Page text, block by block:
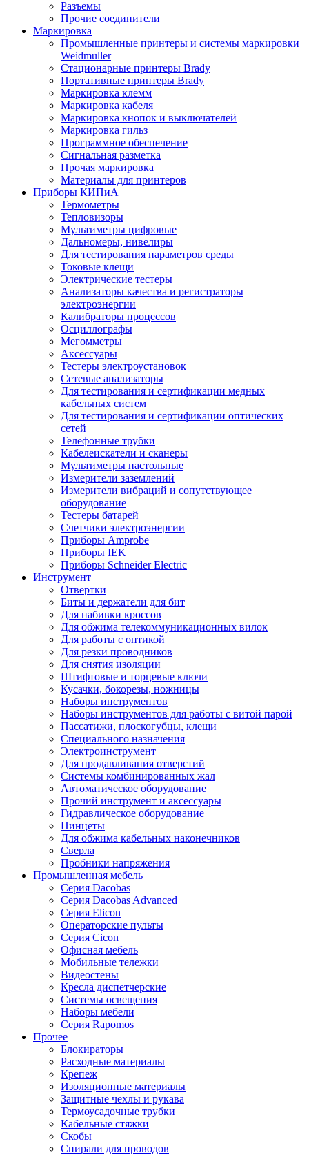
Разъемы
Прочие соединители
Маркировка
Промышленные принтеры и системы маркировки
Weidmuller
Стационарные принтеры Brady
Портативные принтеры Brady
Маркировка клемм
Маркировка кабеля
Маркировка кнопок и выключателей
Маркировка гильз
Программное обеспечение
Сигнальная разметка
Прочая маркировка
Материалы для принтеров
Приборы КИПиА
Термометры
Тепловизоры
Мультиметры цифровые
Дальномеры, нивелиры
Для тестирования параметров среды
Токовые клещи
Электрические тестеры
Анализаторы качества и регистраторы
электроэнергии
Калибраторы процессов
Осциллографы
Мегомметры
Аксессуары
Тестеры электроустановок
Сетевые анализаторы
Для тестирования и сертификации медных
кабельных систем
Для тестирования и сертификации оптических
сетей
Телефонные трубки
Кабелеискатели и сканеры
Мультиметры настольные
Измерители заземлений
Измерители вибраций и сопутствующее
оборудование
Тестеры батарей
Счетчики электроэнергии
Приборы Amprobe
Приборы IEK
Приборы Schneider Electric
Инструмент
Отвертки
Биты и держатели для бит
Для набивки кроссов
Для обжима телекоммуникационных вилок
Для работы с оптикой
Для резки проводников
Для снятия изоляции
Штифтовые и торцевые ключи
Кусачки, бокорезы, ножницы
Наборы инструментов
Наборы инструментов для работы с витой парой
Пассатижи, плоскогубцы, клещи
Специального назначения
Электроинструмент
Для продавливания отверстий
Системы комбинированных жал
Автоматическое оборудование
Прочий инструмент и аксессуары
Гидравлическое оборудование
Пинцеты
Для обжима кабельных наконечников
Сверла
Пробники напряжения
Промышленная мебель
Серия Dacobas
Серия Dacobas Advanced
Серия Elicon
Операторские пульты
Серия Cicon
Офисная мебель
Мобильные тележки
Видеостены
Кресла диспетчерские
Системы освещения
Наборы мебели
Серия Rapomos
Прочее
Блокираторы
Расходные материалы
Крепеж
Изоляционные материалы
Защитные чехлы и рукава
Термоусадочные трубки
Кабельные стяжки
Скобы
Спирали для проводов